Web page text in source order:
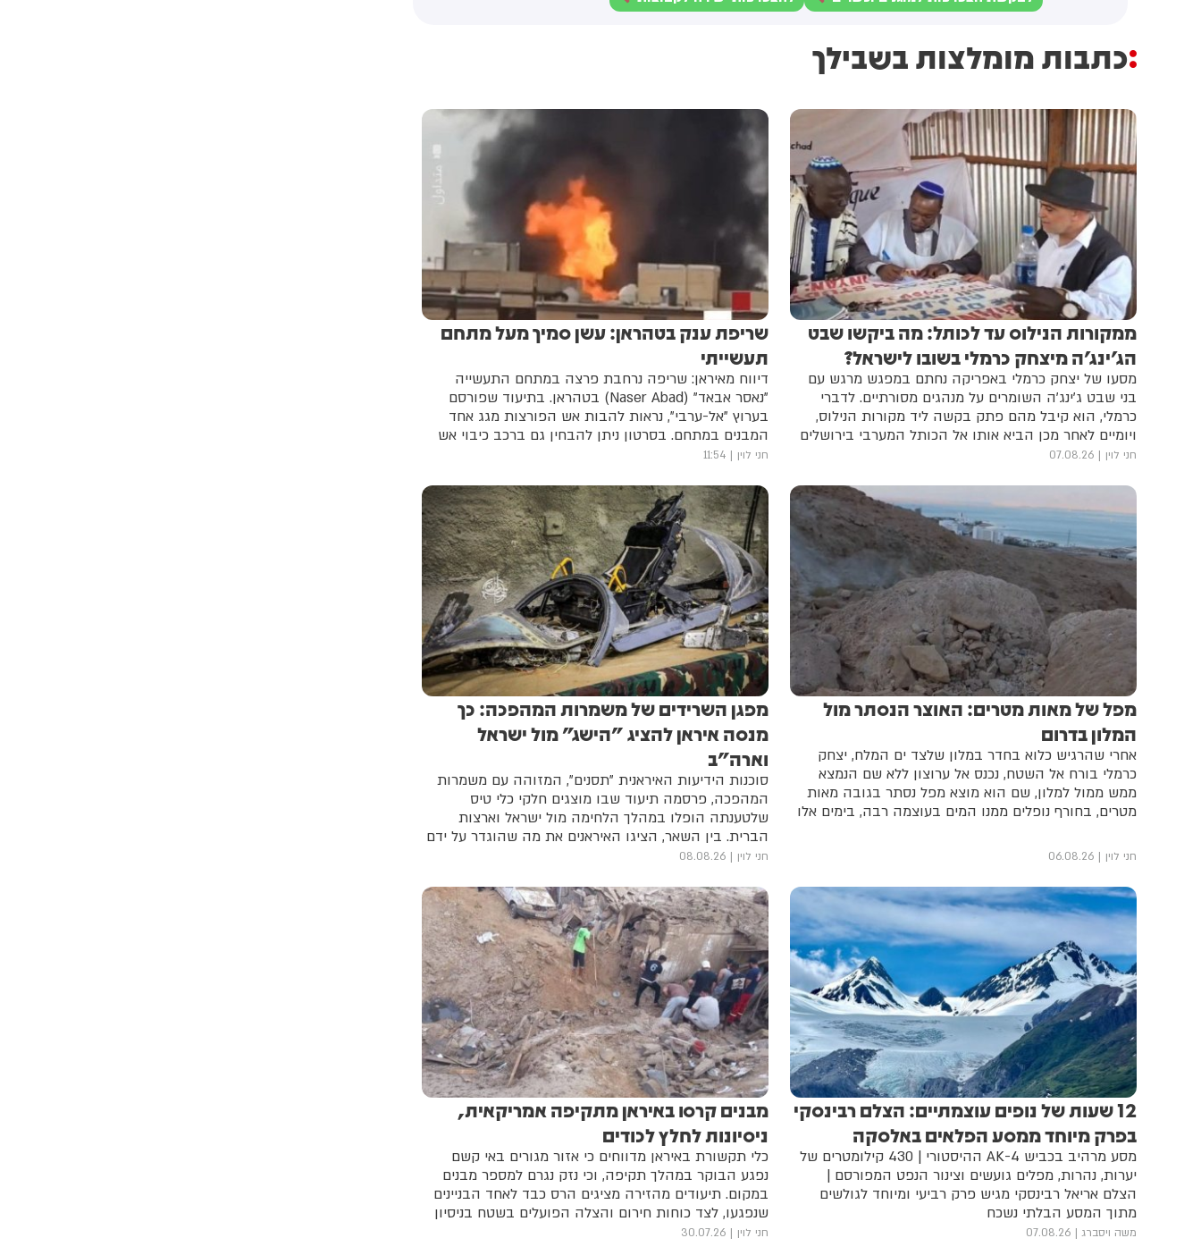
כתבות מומלצות בשבילך
ממקורות הנילוס עד לכותל: מה ביקשו שבט
הג'ינג'ה מיצחק כרמלי בשובו לישראל?
מסעו של יצחק כרמלי באפריקה נחתם במפגש מרגש עם
בני שבט ג'ינג'ה השומרים על מנהגים מסורתיים. לדברי
כרמלי, הוא קיבל מהם פתק בקשה ליד מקורות הנילוס,
ויומיים לאחר מכן הביא אותו אל הכותל המערבי בירושלים
חני לוין 07.08.26
שריפת ענק בטהראן: עשן סמיך מעל מתחם
תעשייתי
דיווח מאיראן: שריפה נרחבת פרצה במתחם התעשייה
"נאסר אבאד" (Naser Abad) בטהראן. בתיעוד שפורסם
בערוץ "אל-ערבי", נראות להבות אש הפורצות מגג אחד
המבנים במתחם. בסרטון ניתן להבחין גם ברכב כיבוי אש
שהגיע למקום בניסיון להשתלט על השריפה
חני לוין 11:54
מפל של מאות מטרים: האוצר הנסתר מול
המלון בדרום
אחרי שהרגיש כלוא בחדר במלון שלצד ים המלח, יצחק
כרמלי בורח אל השטח, נכנס אל ערוצון ללא שם הנמצא
ממש ממול למלון, שם הוא מוצא מפל נסתר בגובה מאות
מטרים, בחורף נופלים ממנו המים בעוצמה רבה, בימים אלו
חני לוין 06.08.26
מפגן השרידים של משמרות המהפכה: כך
מנסה איראן להציג "הישג" מול ישראל
וארה"ב
סוכנות הידיעות האיראנית "תסנים", המזוהה עם משמרות
המהפכה, פרסמה תיעוד שבו מוצגים חלקי כלי טיס
שלטענתה הופלו במהלך הלחימה מול ישראל וארצות
הברית. בין השאר, הציגו האיראנים את מה שהוגדר על ידם
כמושב מפלט של מטוס קרב אמריקאי מדגם F-15.
חני לוין 08.08.26
12 שעות של נופים עוצמתיים: הצלם רבינסקי
בפרק מיוחד ממסע הפלאים באלסקה
מסע מרהיב בכביש AK-4 ההיסטורי | 430 קילומטרים של
יערות, נהרות, מפלים גועשים וצינור הנפט המפורסם |
הצלם אריאל רבינסקי מגיש פרק רביעי ומיוחד לגולשים
מתוך המסע הבלתי נשכח
משה ויסברג 07.08.26
מבנים קרסו באיראן מתקיפה אמריקאית,
ניסיונות לחלץ לכודים
כלי תקשורת באיראן מדווחים כי אזור מגורים באי קשם
נפגע הבוקר במהלך תקיפה, וכי נזק נגרם למספר מבנים
במקום. תיעודים מהזירה מציגים הרס כבד לאחד הבניינים
שנפגעו, לצד כוחות חירום והצלה הפועלים בשטח בניסיון
לחלץ שני אזרחים שנקברו מתחת להריסות
חני לוין 30.07.26